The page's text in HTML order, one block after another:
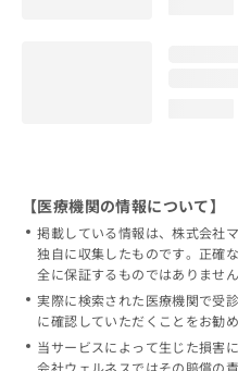
【医療機関の情報について】
掲載している情報は、株式会社
独自に収集したものです。正確
全に保証するものではありません
実際に検索された医療機関で受
に確認していただくことをお勧め
当サービスによって生じた損害
会社ウェルネスではその賠償の